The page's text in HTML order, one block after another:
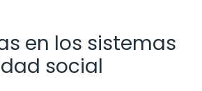
en los sistemas
social